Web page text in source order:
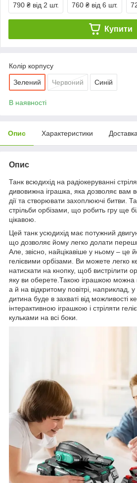
790 ₴ від 2 шт. 760 ₴ від 6 шт.
Купити
Колір корпусу
Зелений Червоний Синій
В наявності
Опис Характеристики Доставка
Опис
Танк всюдихід на радіокеруванні
дивовижна іграшка, яка дозволяє вам
дії та створювати захоплюючі битви.
стрільби орбізами, що робить гру ще
цікавою.
Цей танк усюдихід має потужний
що дозволяє йому легко долати
Але, звісно, ​​найцікавіше у ньому – це
гелієвими орбізами. Ви можете легко
натискати на кнопку, щоб вистрілити
яку ви оберете.Такою іграшкою можна
а й на відкритому повітрі, наприклад,
дитина буде в захваті від можливості
інтерактивною іграшкою і стріляти
кульками на всі боки.